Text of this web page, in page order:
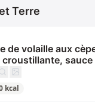
Terre
de volaille aux
croustillante, sauce
kcal